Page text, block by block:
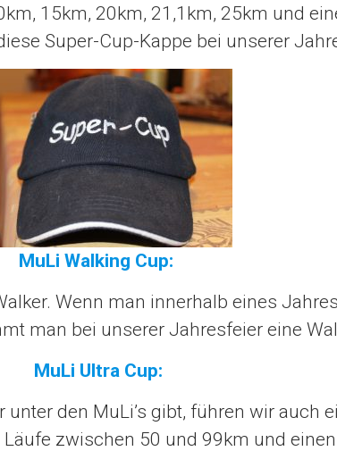
15km, 20km, 21,1km, 25km und
Super-Cup-Kappe bei unserer
MuLi Walking Cup:
Wenn man innerhalb eines
man bei unserer Jahresfeier eine
MuLi Ultra Cup:
den MuLi’s gibt, führen wir auch
zwischen 50 und 99km und